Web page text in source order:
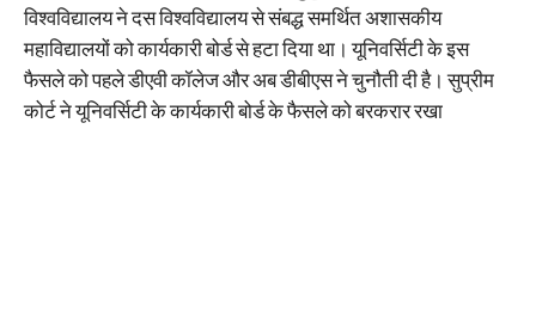
विश्वविद्यालय ने दस विश्वविद्यालय से संबद्ध समर्थित अशासकीय
महाविद्यालयों को कार्यकारी बोर्ड से हटा दिया था। यूनिवर्सिटी के इस
फैसले को पहले डीएवी कॉलेज और अब डीबीएस ने चुनौती दी है। सुप्रीम
कोर्ट ने यूनिवर्सिटी के कार्यकारी बोर्ड के फैसले को बरकरार रखा